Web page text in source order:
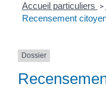
Accueil particuliers >
Recensement
Dossier